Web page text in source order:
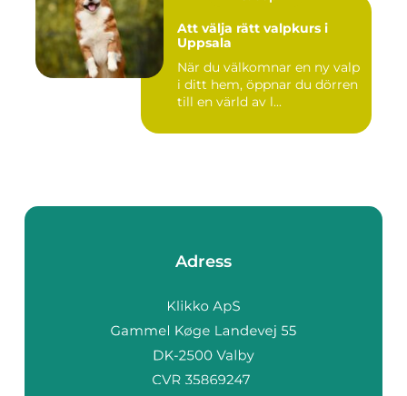
Att välja rätt valpkurs i
Uppsala
När du välkomnar en ny valp
i ditt hem, öppnar du dörren
till en värld av l...
Adress